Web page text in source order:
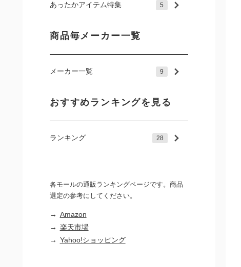
5
あったかアイテム特集
商品毎メーカー一覧
9
メーカー一覧
おすすめランキングを見る
28
ランキング
各モールの通販ランキングページです。商品
選定の参考にしてください。
→ Amazon
→ 楽天市場
→ Yahoo!ショッピング